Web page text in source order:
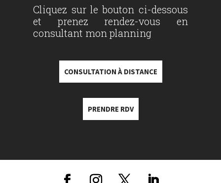
Cliquez sur le bouton ci-dessous
et prenez rendez-vous en
consultant mon planning
CONSULTATION À DISTANCE
PRENDRE RDV